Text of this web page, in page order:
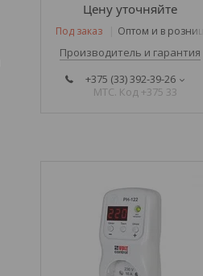
Цену уточняйте
Под заказ Оптом и в розницу
Производитель и гарантия
+375 (33) 392-39-26
МТС. Код +375 33